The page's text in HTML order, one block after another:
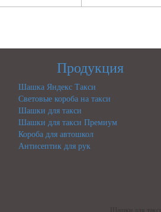
Продукция
Шашка Яндекс Такси
Световые короба на такси
Шашки для такси
Шашки для такси Премиум
Короба для автошкол
Антисептик для рук
Шашки для